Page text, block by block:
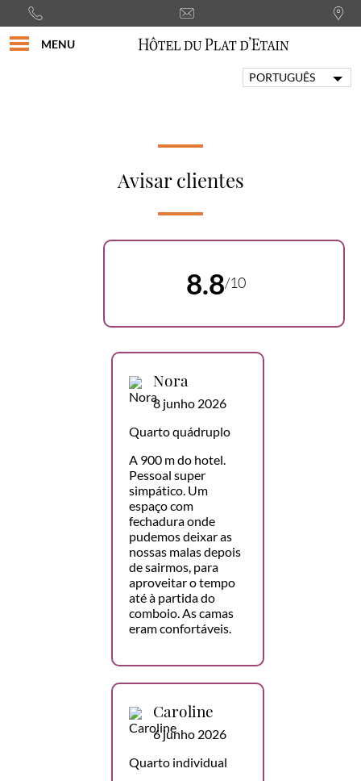
MENU
PORTUGUÊS
Avisar clientes
8.8/10
Nora
8 junho 2026
Quarto quádruplo
A 900 m do hotel.
Pessoal super
simpático. Um
espaço com
fechadura onde
pudemos deixar as
nossas malas depois
de sairmos, para
aproveitar o tempo
até à partida do
comboio. As camas
eram confortáveis.
Caroline
6 junho 2026
Quarto individual